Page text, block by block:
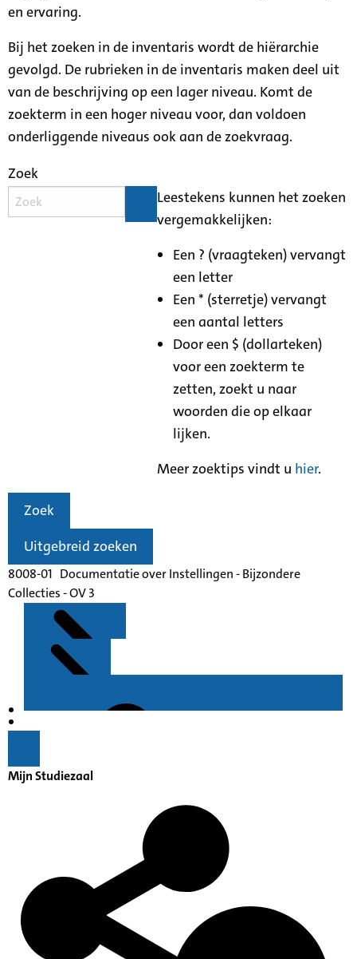
en ervaring.
Bij het zoeken in de inventaris wordt de hiërarchie
gevolgd. De rubrieken in de inventaris maken deel uit
van de beschrijving op een lager niveau. Komt de
zoekterm in een hoger niveau voor, dan voldoen
onderliggende niveaus ook aan de zoekvraag.
Zoek
Leestekens kunnen het zoeken
vergemakkelijken:
Een ? (vraagteken) vervangt
een letter
Een * (sterretje) vervangt
een aantal letters
Door een $ (dollarteken)
voor een zoekterm te
zetten, zoekt u naar
woorden die op elkaar
lijken.
Meer zoektips vindt u hier.
Zoek
Uitgebreid zoeken
8008-01 Documentatie over Instellingen - Bijzondere
Collecties - OV 3
Mijn Studiezaal